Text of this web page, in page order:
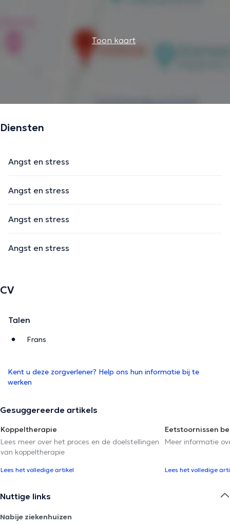
Toon kaart
Diensten
Angst en stress
Angst en stress
Angst en stress
Angst en stress
CV
Talen
Frans
Kent u deze zorgverlener? Help ons hun informatie bij te
werken
Gesuggereerde artikels
Koppeltherapie
Lees meer over het proces en de doelstellingen
van koppeltherapie
Lees het volledige artikel
Eetstoornissen
Meer informatie
Lees het volledige
Nuttige links
Nabije ziekenhuizen